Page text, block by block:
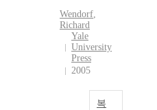
Wendorf,
Richard
Yale
University
Press
2005
복